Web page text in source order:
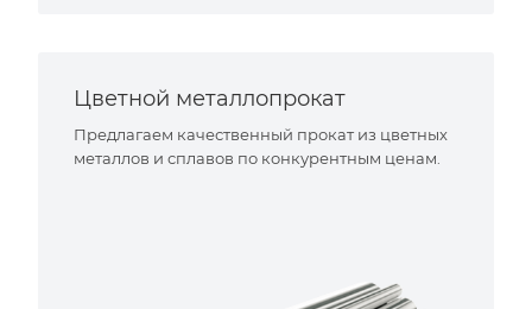
Цветной металлопрокат
Предлагаем качественный прокат из цветных
металлов и сплавов по конкурентным ценам.